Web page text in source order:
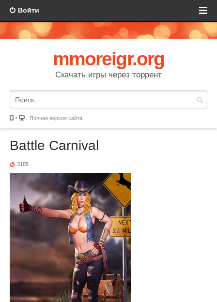
Войти
mmoreigr.org
Скачать игры через торрент
Полная версия сайта
Battle Carnival
3185